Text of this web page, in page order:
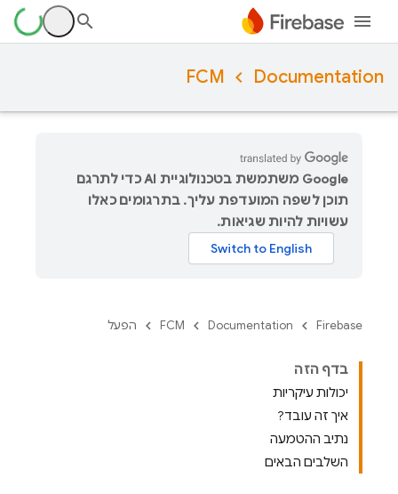
Documentation
FCM
‫Google משתמשת בטכנולוגיית AI כדי לתרגם
תוכן לשפה המועדפת עליך. בתרגומים כאלו
עשויות להיות שגיאות.
Firebase
Documentation
FCM הפעל
בדף הזה
יכולות עיקריות
איך זה עובד?
נתיב ההטמעה
השלבים הבאים